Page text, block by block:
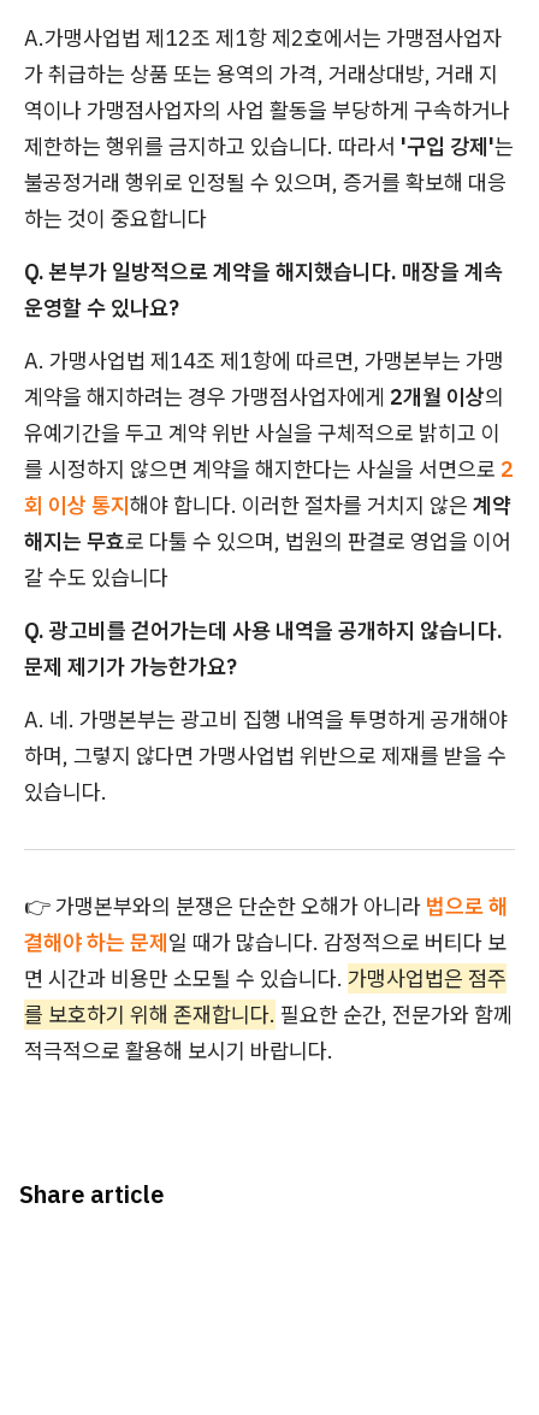
A.가맹사업법 제12조 제1항 제2호에서는 가맹점사업자
가 취급하는 상품 또는 용역의 가격, 거래상대방, 거래 지
역이나 가맹점사업자의 사업 활동을 부당하게 구속하거나
제한하는 행위를 금지하고 있습니다. 따라서 '구입 강제'는
불공정거래 행위로 인정될 수 있으며, 증거를 확보해 대응
하는 것이 중요합니다
Q. 본부가 일방적으로 계약을 해지했습니다. 매장을 계속
운영할 수 있나요?
A. 가맹사업법 제14조 제1항에 따르면, 가맹본부는 가맹
계약을 해지하려는 경우 가맹점사업자에게 2개월 이상의
유예기간을 두고 계약 위반 사실을 구체적으로 밝히고 이
를 시정하지 않으면 계약을 해지한다는 사실을 서면으로 2
회 이상 통지해야 합니다. 이러한 절차를 거치지 않은 계약
해지는 무효로 다툴 수 있으며, 법원의 판결로 영업을 이어
갈 수도 있습니다
Q. 광고비를 걷어가는데 사용 내역을 공개하지 않습니다.
문제 제기가 가능한가요?
A. 네. 가맹본부는 광고비 집행 내역을 투명하게 공개해야
하며, 그렇지 않다면 가맹사업법 위반으로 제재를 받을 수
있습니다.
👉 가맹본부와의 분쟁은 단순한 오해가 아니라 법으로 해
결해야 하는 문제일 때가 많습니다. 감정적으로 버티다 보
면 시간과 비용만 소모될 수 있습니다. 가맹사업법은 점주
를 보호하기 위해 존재합니다. 필요한 순간, 전문가와 함께
적극적으로 활용해 보시기 바랍니다.
Share article